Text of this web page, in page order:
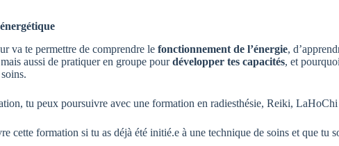
va te permettre de comprendre le fonctionnement de l’énergie,
aussi de pratiquer en groupe pourdévelopper tes capacités, et
tu peux poursuivre avec une formation en radiesthésie, Reiki, LaHoChi
cette formation si tu as déjà été initié.e à une technique de soins et que tu